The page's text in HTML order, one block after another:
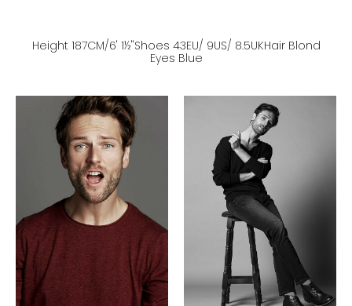
Height 187CM/6' 1½''Shoes 43EU/ 9US/ 8.5UKHair Blond
Eyes Blue